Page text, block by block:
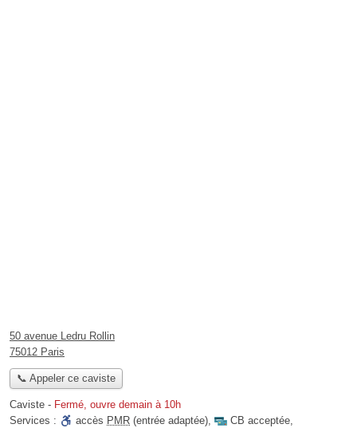
50 avenue Ledru Rollin
75012 Paris
📞 Appeler ce caviste
Caviste - Fermé, ouvre demain à 10h
Services :
accès PMR (entrée adaptée), CB acceptée,